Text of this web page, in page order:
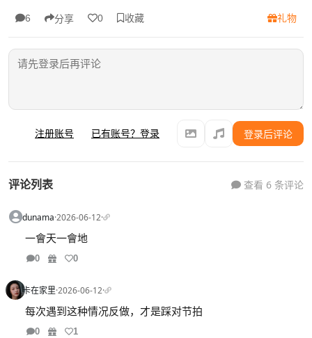
6 分享 0 收藏 礼物
注册账号 已有账号？登录 登录后评论
评论列表 查看 6 条评论
dunama·2026-06-12·
一會天一會地
0 0
卡在家里·2026-06-12·
每次遇到这种情况反做，才是踩对节拍
0 1